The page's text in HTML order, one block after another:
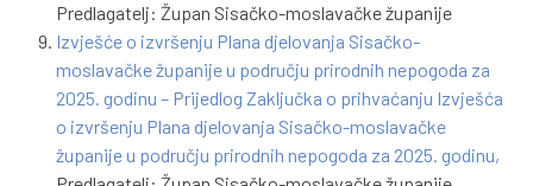
Predlagatelj: Župan Sisačko-moslavačke županije
Izvješće o izvršenju Plana djelovanja Sisačko-
moslavačke županije u području prirodnih nepogoda za
2025. godinu – Prijedlog Zaključka o prihvaćanju Izvješća
o izvršenju Plana djelovanja Sisačko-moslavačke
županije u području prirodnih nepogoda za 2025. godinu,